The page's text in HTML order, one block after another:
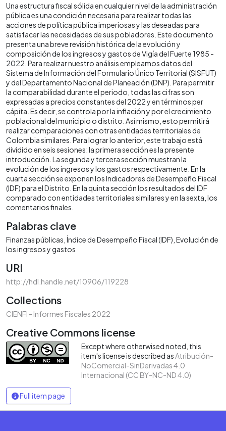
Una estructura fiscal sólida en cualquier nivel de la administración
pública es una condición necesaria para realizar todas las
acciones de política pública imperiosas y las deseadas para
satisfacer las necesidades de sus pobladores. Este documento
presenta una breve revisión histórica de la evolución y
composición de los ingresos y gastos de Vigía del Fuerte 1985 -
2022. Para realizar nuestro análisis empleamos datos del
Sistema de Información del Formulario Único Territorial (SISFUT)
y del Departamento Nacional de Planeación (DNP). Para permitir
la comparabilidad durante el periodo, todas las cifras son
expresadas a precios constantes del 2022 y en términos per
cápita. Es decir, se controla por la inflación y por el crecimiento
poblacional del municipio o distrito. Así mismo, esto permitirá
realizar comparaciones con otras entidades territoriales de
Colombia similares. Para lograr lo anterior, este trabajo está
dividido en seis sesiones: la primera sección es la presente
introducción. La segunda y tercera sección muestran la
evolución de los ingresos y los gastos respectivamente. En la
cuarta sección se exponen los Indicadores de Desempeño Fiscal
(IDF) para el Distrito. En la quinta sección los resultados del IDF
comparado con entidades territoriales similares y en la sexta, los
comentarios finales.
Palabras clave
Finanzas públicas Índice de Desempeño Fiscal (IDF) Evolución de
los ingresos y gastos
URI
http://hdl.handle.net/10906/119228
Collections
CIENFI - Informes Fiscales 2022
Creative Commons license
Except where otherwised noted, this
item's license is described asAtribución-
NoComercial-SinDerivadas 4.0
Internacional (CC BY-NC-ND 4.0)
Full item page